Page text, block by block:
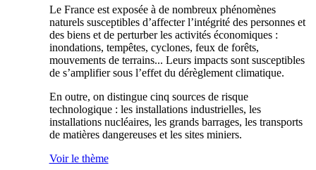
Le France est exposée à de nombreux phénomènes
naturels susceptibles d’affecter l’intégrité des personnes et
des biens et de perturber les activités économiques :
inondations, tempêtes, cyclones, feux de forêts,
mouvements de terrains... Leurs impacts sont susceptibles
de s’amplifier sous l’effet du dérèglement climatique.
En outre, on distingue cinq sources de risque
technologique : les installations industrielles, les
installations nucléaires, les grands barrages, les transports
de matières dangereuses et les sites miniers.
Voir le thème